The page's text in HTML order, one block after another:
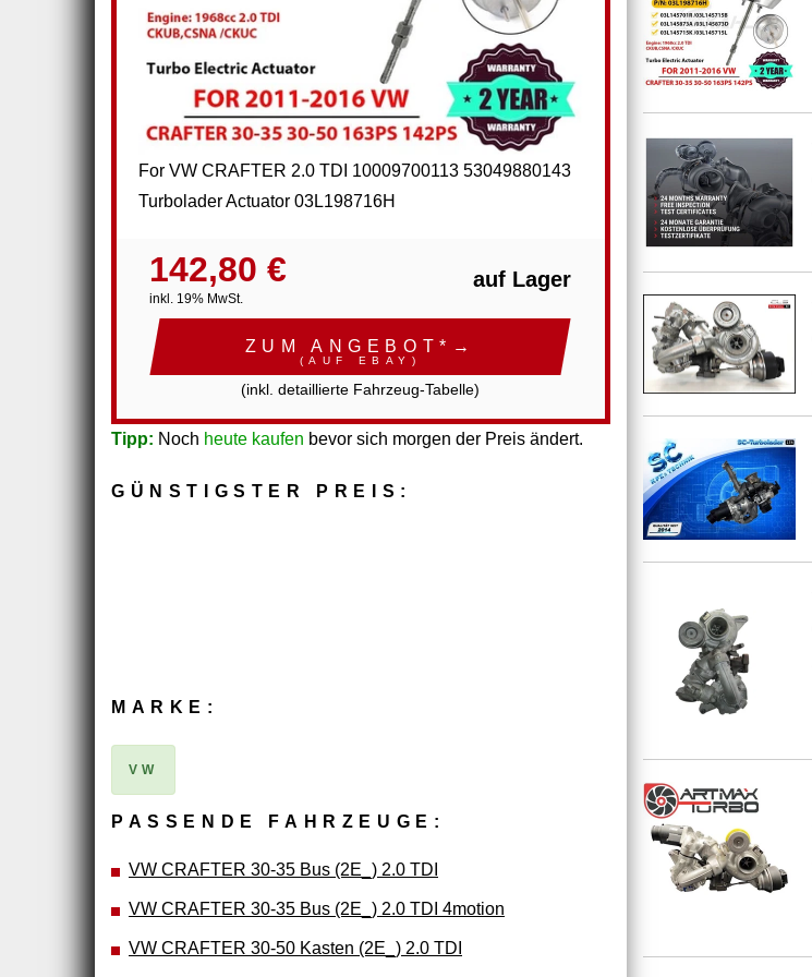
For VW CRAFTER 2.0 TDI 10009700113 53049880143
Turbolader Actuator 03L198716H
142,80 €
inkl. 19% MwSt.
auf Lager
ZUM ANGEBOT*→
(AUF EBAY)
(inkl. detaillierte Fahrzeug-Tabelle)
Tipp: Noch heute kaufen bevor sich morgen der Preis ändert.
GÜNSTIGSTER PREIS:
MARKE:
VW
PASSENDE FAHRZEUGE:
VW CRAFTER 30-35 Bus (2E_) 2.0 TDI
VW CRAFTER 30-35 Bus (2E_) 2.0 TDI 4motion
VW CRAFTER 30-50 Kasten (2E_) 2.0 TDI